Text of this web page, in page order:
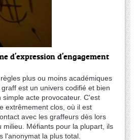
d'expression d'engagement
plus ou moins académiques
est un univers codifié et bien
simple acte provocateur. C'est
extrêmement clos, où il est
avec les graffeurs dès lors
milieu. Méfiants pour la plupart, ils
l'anonymat la plus total.